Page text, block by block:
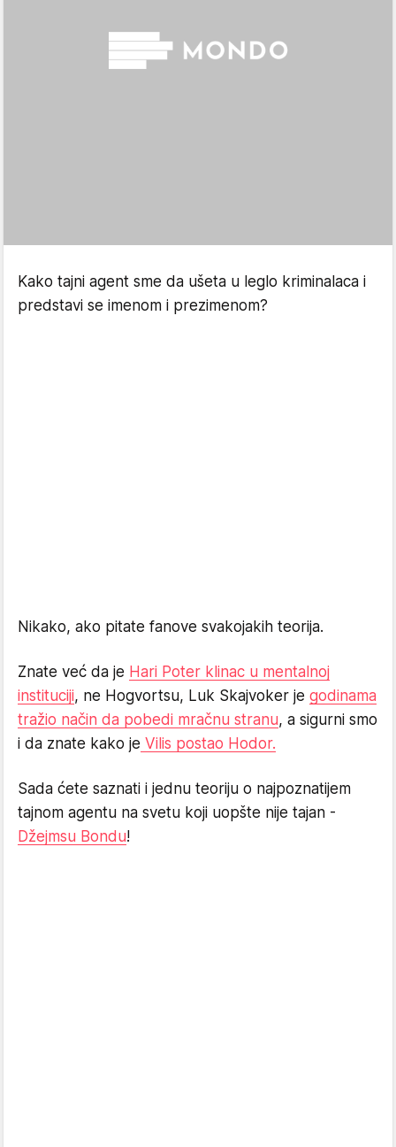
Kako tajni agent sme da ušeta u leglo kriminalaca i
predstavi se imenom i prezimenom?
Nikako, ako pitate fanove svakojakih teorija.
Znate već da je Hari Poter klinac u mentalnoj
instituciji, ne Hogvortsu, Luk Skajvoker je godinama
tražio način da pobedi mračnu stranu, a sigurni smo
i da znate kako je Vilis postao Hodor.
Sada ćete saznati i jednu teoriju o najpoznatijem
tajnom agentu na svetu koji uopšte nije tajan -
Džejmsu Bondu!